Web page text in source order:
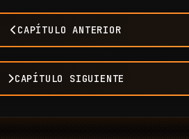
CAPÍTULO ANTERIOR
CAPÍTULO SIGUIENTE